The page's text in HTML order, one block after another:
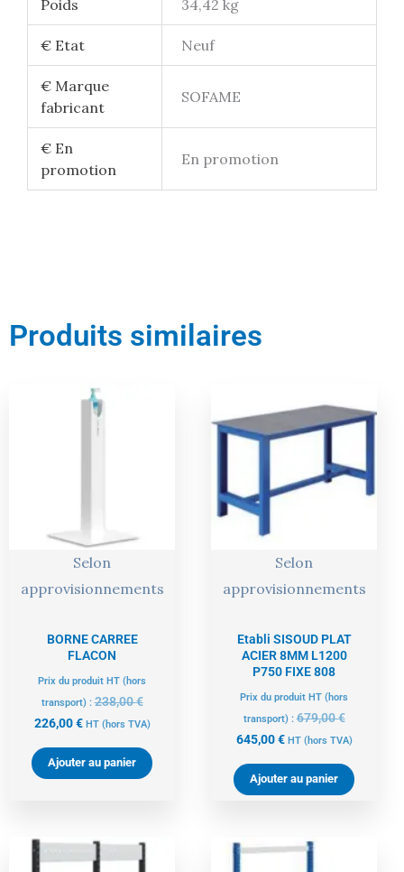
Poids 34,42 kg
€ Etat Neuf
€ Marque
fabricant
SOFAME
€ En
promotion
En promotion
Produits similaires
Selon
approvisionnements
BORNE CARREE
FLACON
Prix du produit HT (hors
transport) :238,00€
226,00€
Le
prix
actuel
HT (hors TVA)
Ajouter au panier
Selon
approvisionnements
Etabli SISOUD PLAT
ACIER 8MM L1200
P750 FIXE 808
Prix du produit HT (hors
transport) :679,00€
prix
était :
679,00 €.
645,00€
prix
actuel
645,00 €.
HT (hors TVA)
Ajouter au panier
Le
Le
prix
Le